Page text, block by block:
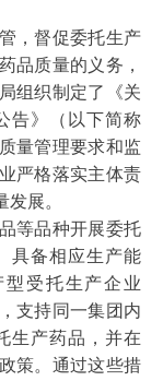
理部门检查情
责、沟通方式
共线生产质量风
在共线生产条件
增非商业化品
者发生其他重
明确的共线生产
风险控制措施，
风险控制措施通
中如涉及依法应
人反馈的意见，
施，并与持有人
，督促委托生产
品质量的义务，
组织制定了《关
告》（以下简称
量管理要求和监
严格落实主体责
展。
等品种开展委托
具备相应生产能
受托生产企业
支持同一集团内
生产药品，并在
策。通过这些措